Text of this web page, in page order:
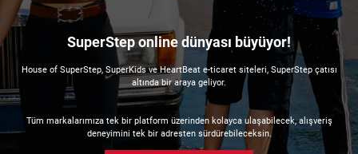
SuperStep online dünyası büyüyor!
House of SuperStep, SuperKids ve HeartBeat e-ticaret siteleri, SuperStep çatısı
altında bir araya geliyor.
Tüm markalarımıza tek bir platform üzerinden kolayca ulaşabilecek, alışveriş
deneyimini tek bir adresten sürdürebileceksin.